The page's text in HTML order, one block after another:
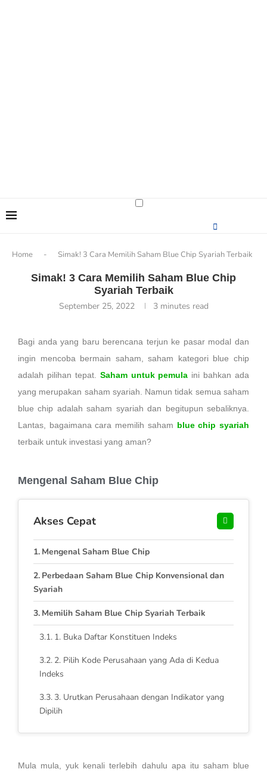
Home - Simak! 3 Cara Memilih Saham Blue Chip Syariah Terbaik
Simak! 3 Cara Memilih Saham Blue Chip
Syariah Terbaik
September 25, 2022 3 minutes read
Bagi anda yang baru berencana terjun ke pasar modal dan
ingin mencoba bermain saham, saham kategori blue chip
adalah pilihan tepat. Saham untuk pemula ini bahkan ada
yang merupakan saham syariah. Namun tidak semua saham
blue chip adalah saham syariah dan begitupun sebaliknya.
Lantas, bagaimana cara memilih saham bluechip syariah
terbaik untuk investasi yang aman?
Mengenal Saham Blue Chip
Akses Cepat
Mengenal Saham Blue Chip
Perbedaan Saham Blue Chip Konvensional dan
Syariah
Memilih Saham Blue Chip Syariah Terbaik
1. Buka Daftar Konstituen Indeks
2. Pilih Kode Perusahaan yang Ada di Kedua
Indeks
3. Urutkan Perusahaan dengan Indikator yang
Dipilih
Mula mula, yuk kenali terlebih dahulu apa itu saham blue